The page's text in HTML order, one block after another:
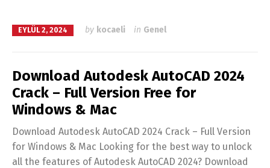
EYLÜL 2, 2024 by kocaeli in Genel
Download Autodesk AutoCAD 2024
Crack – Full Version Free for
Windows & Mac
Download Autodesk AutoCAD 2024 Crack – Full Version
for Windows & Mac Looking for the best way to unlock
all the features of Autodesk AutoCAD 2024? Download